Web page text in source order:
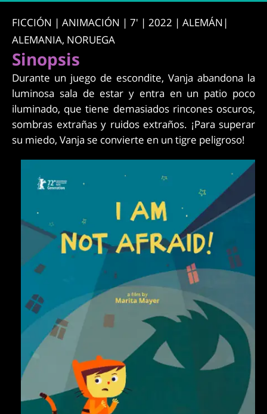
FICCIÓN | ANIMACIÓN | 7' | 2022 | ALEMÁN|
ALEMANIA, NORUEGA
Sinopsis
Durante un juego de escondite, Vanja abandona la
luminosa sala de estar y entra en un patio poco
iluminado, que tiene demasiados rincones oscuros,
sombras extrañas y ruidos extraños. ¡Para superar
su miedo, Vanja se convierte en un tigre peligroso!